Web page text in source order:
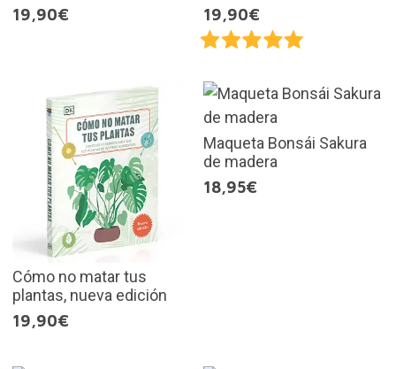
19,90€
19,90€
Cómo no matar tus
plantas, nueva edición
19,90€
Maqueta Bonsái Sakura
de madera
18,95€